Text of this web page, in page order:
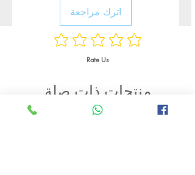
اترك مراجعة
Rate Us
منتجات ذات صلة